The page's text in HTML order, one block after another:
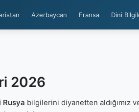
Azerbaycan Fransa Dini
2026
bilgilerini diyanetten aldığımız